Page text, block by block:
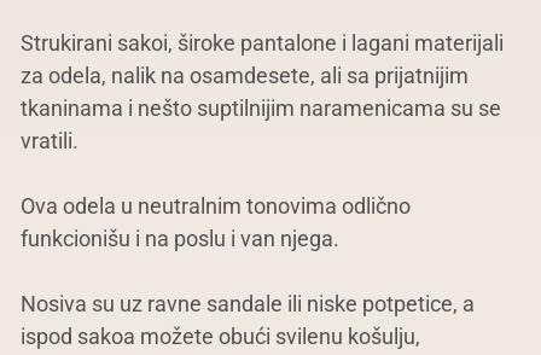
Strukirani sakoi, široke pantalone i lagani materijali
za odela, nalik na osamdesete, ali sa prijatnijim
tkaninama i nešto suptilnijim naramenicama su se
vratili.
Ova odela u neutralnim tonovima odlično
funkcionišu i na poslu i van njega.
Nosiva su uz ravne sandale ili niske potpetice, a
ispod sakoa možete obući svilenu košulju,